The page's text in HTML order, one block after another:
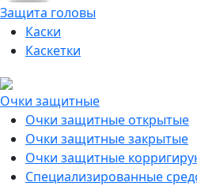
Защита головы
Каски
Каскетки
Очки защитные
Очки защитные открытые
Очки защитные закрытые
Очки защитные
Специализированные